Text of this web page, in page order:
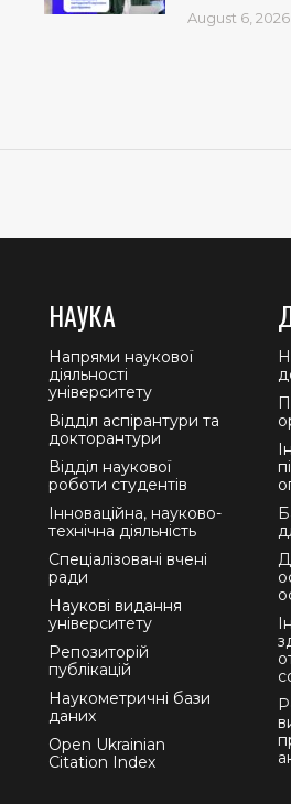
August 6, 2026
НАУКА
Напрями наукової
діяльності
університету
Відділ аспірантури та
докторантури
Відділ наукової
роботи студентів
Інноваційна, науково-
технічна діяльність
Спеціалізовані вчені
ради
Наукові видання
університету
Репозиторій
публікацій
Наукометричні бази
даних
Open Ukrainian
Citation Index